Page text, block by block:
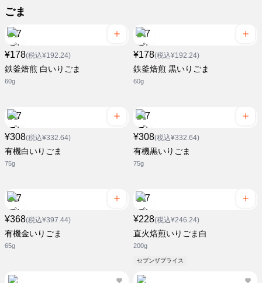
ごま
¥178(税込¥192.24)
鉄釜焙煎 白いりごま
60g
¥178(税込¥192.24)
鉄釜焙煎 黒いりごま
60g
¥308(税込¥332.64)
有機白いりごま
75g
¥308(税込¥332.64)
有機黒いりごま
75g
¥368(税込¥397.44)
有機金いりごま
65g
¥228(税込¥246.24)
直火焙煎いりごま白
200g
セブンザプライス